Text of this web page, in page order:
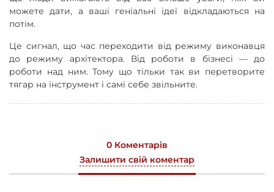
можете дати, а ваші геніальні ідеї відкладаються на
потім.
Це сигнал, що час переходити від режиму виконавця
до режиму архітектора. Від роботи в бізнесі — до
роботи над ним. Тому що тільки так ви перетворите
тягар на інструмент і самі себе звільните.
0 Коментарів
Залишити свій коментар